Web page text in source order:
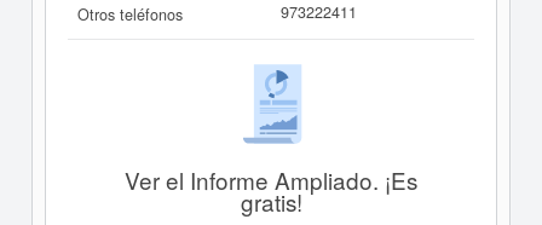
Otros teléfonos
973222411
Ver el Informe Ampliado. ¡Es
gratis!